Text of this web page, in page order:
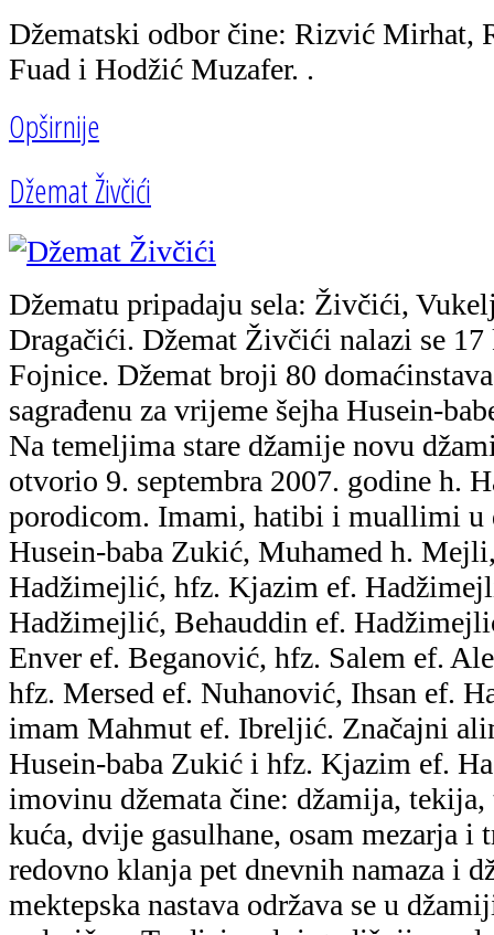
Džematski odbor čine: Rizvić Mirhat,
Fuad i Hodžić Muzafer. .
Opširnije
Džemat Živčići
Džematu pripadaju sela: Živčići,
Dragačići. Džemat Živčići nalazi se
Fojnice. Džemat broji 80
sagrađenu za vrijeme šejha Husein-
Na temeljima stare džamije novu
otvorio 9. septembra 2007. godine h.
porodicom. Imami, hatibi i muallimi u
Husein-baba Zukić, Muhamed h.
Hadžimejlić, hfz. Kjazim ef.
Hadžimejlić, Behauddin ef.
Enver ef. Beganović, hfz. Salem ef.
hfz. Mersed ef. Nuhanović, Ihsan ef.
imam Mahmut ef. Ibreljić. Značajni
Husein-baba Zukić i hfz. Kjazim ef.
imovinu džemata čine: džamija,
kuća, dvije gasulhane, osam mezarja
redovno klanja pet dnevnih namaza i
mektepska nastava održava se u